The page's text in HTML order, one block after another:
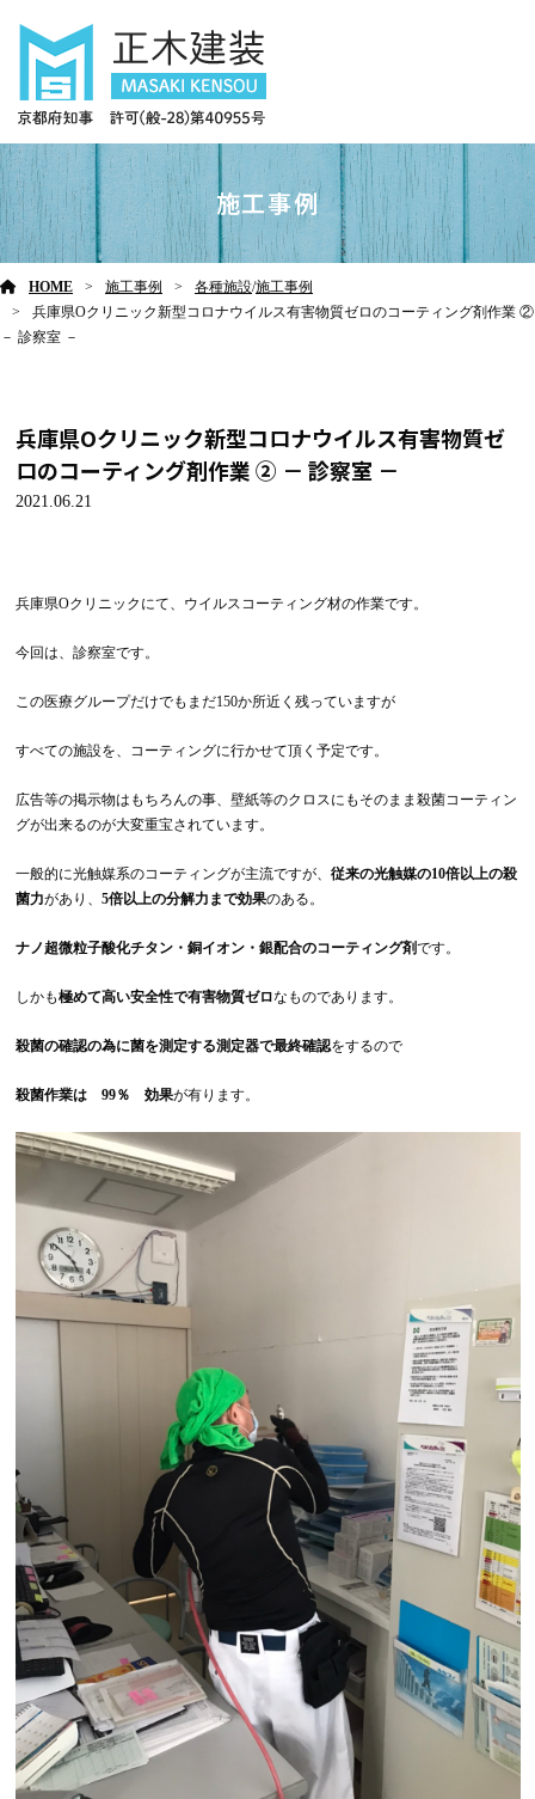
施工事例
HOME 施工事例 各種施設/施工事例
兵庫県Oクリニック新型コロナウイルス有害物質ゼロのコーティング剤作業 ②
－ 診察室 －
兵庫県Oクリニック新型コロナウイルス有害物質ゼ
ロのコーティング剤作業 ② － 診察室 －
2021.06.21
兵庫県Oクリニックにて、ウイルスコーティング材の作業です。
今回は、診察室です。
この医療グループだけでもまだ150か所近く残っていますが
すべての施設を、コーティングに行かせて頂く予定です。
広告等の掲示物はもちろんの事、壁紙等のクロスにもそのまま殺菌コーティン
グが出来るのが大変重宝されています。
一般的に光触媒系のコーティングが主流ですが、 従来の光触媒の10倍以上の殺
菌力があり、 5倍以上の分解力まで効果のある。
ナノ超微粒子酸化チタン・銅イオン・銀配合のコーティング剤です。
しかも極めて高い安全性で有害物質ゼロなものであります。
殺菌の確認の為に菌を測定する測定器で最終確認をするので
殺菌作業は 99％ 効果が有ります。